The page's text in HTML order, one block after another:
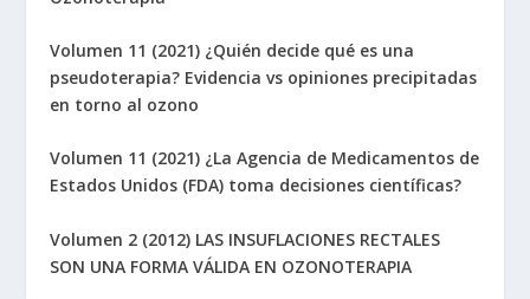
Volumen 11 (2021) ¿Quién decide qué es una
pseudoterapia? Evidencia vs opiniones precipitadas
en torno al ozono
Volumen 11 (2021) ¿La Agencia de Medicamentos de
Estados Unidos (FDA) toma decisiones científicas?
Volumen 2 (2012) LAS INSUFLACIONES RECTALES
SON UNA FORMA VÁLIDA EN OZONOTERAPIA